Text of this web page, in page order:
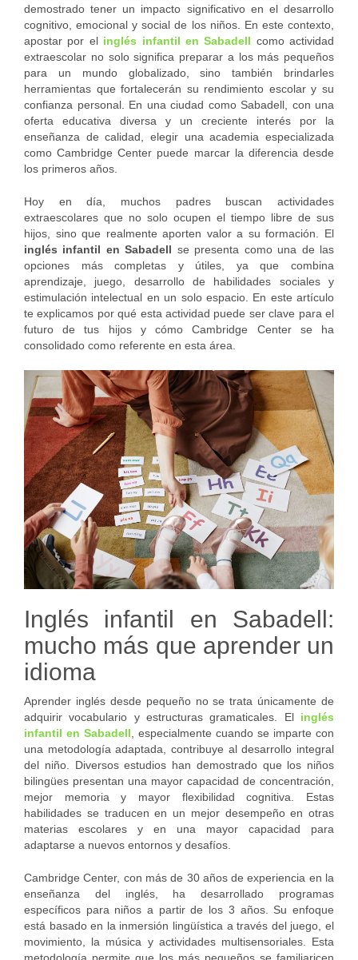
demostrado tener un impacto significativo en el desarrollo
cognitivo, emocional y social de los niños. En este contexto,
apostar por el inglés infantil en Sabadell como actividad
extraescolar no solo significa preparar a los más pequeños
para un mundo globalizado, sino también brindarles
herramientas que fortalecerán su rendimiento escolar y su
confianza personal. En una ciudad como Sabadell, con una
oferta educativa diversa y un creciente interés por la
enseñanza de calidad, elegir una academia especializada
como Cambridge Center puede marcar la diferencia desde
los primeros años.
Hoy en día, muchos padres buscan actividades
extraescolares que no solo ocupen el tiempo libre de sus
hijos, sino que realmente aporten valor a su formación. El
inglés infantil en Sabadell se presenta como una de las
opciones más completas y útiles, ya que combina
aprendizaje, juego, desarrollo de habilidades sociales y
estimulación intelectual en un solo espacio. En este artículo
te explicamos por qué esta actividad puede ser clave para el
futuro de tus hijos y cómo Cambridge Center se ha
consolidado como referente en esta área.
Inglés infantil en Sabadell:
mucho más que aprender un
idioma
Aprender inglés desde pequeño no se trata únicamente de
adquirir vocabulario y estructuras gramaticales. El inglés
infantil en Sabadell, especialmente cuando se imparte con
una metodología adaptada, contribuye al desarrollo integral
del niño. Diversos estudios han demostrado que los niños
bilingües presentan una mayor capacidad de concentración,
mejor memoria y mayor flexibilidad cognitiva. Estas
habilidades se traducen en un mejor desempeño en otras
materias escolares y en una mayor capacidad para
adaptarse a nuevos entornos y desafíos.
Cambridge Center, con más de 30 años de experiencia en la
enseñanza del inglés, ha desarrollado programas
específicos para niños a partir de los 3 años. Su enfoque
está basado en la inmersión lingüística a través del juego, el
movimiento, la música y actividades multisensoriales. Esta